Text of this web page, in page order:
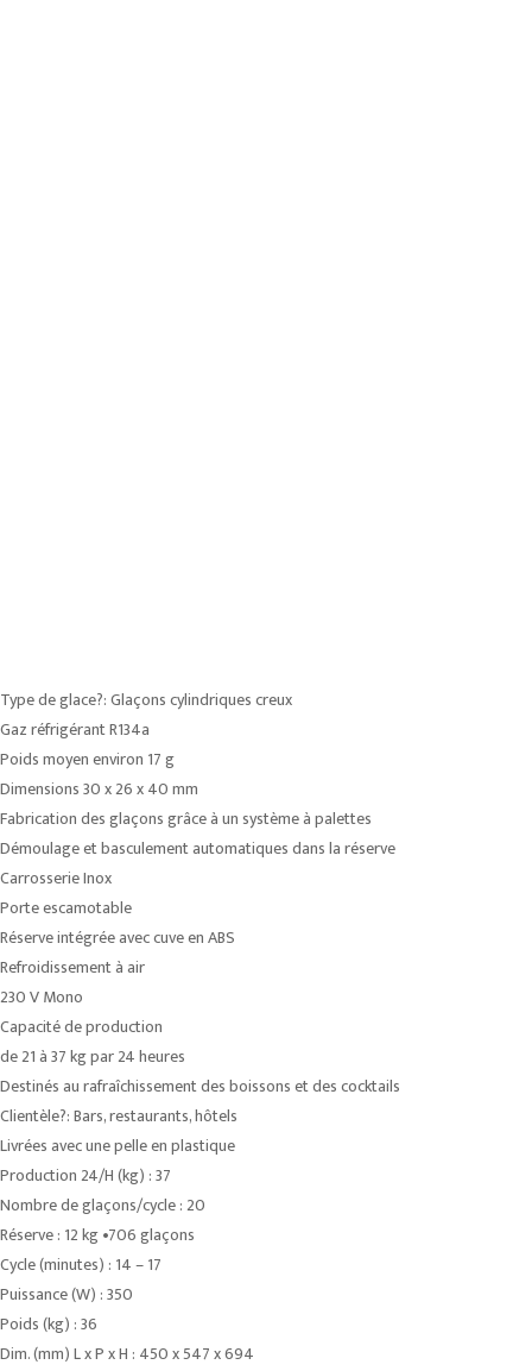
Type de glace?: Glaçons cylindriques creux
Gaz réfrigérant R134a
Poids moyen environ 17 g
Dimensions 30 x 26 x 40 mm
Fabrication des glaçons grâce à un système à palettes
Démoulage et basculement automatiques dans la réserve
Carrosserie Inox
Porte escamotable
Réserve intégrée avec cuve en ABS
Refroidissement à air
230 V Mono
Capacité de production
de 21 à 37 kg par 24 heures
Destinés au rafraîchissement des boissons et des cocktails
Clientèle?: Bars, restaurants, hôtels
Livrées avec une pelle en plastique
Production 24/H (kg) : 37
Nombre de glaçons/cycle : 20
Réserve : 12 kg •706 glaçons
Cycle (minutes) : 14 – 17
Puissance (W) : 350
Poids (kg) : 36
Dim. (mm) L x P x H : 450 x 547 x 694